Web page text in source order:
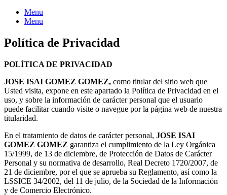
Menu
Menu
Política de Privacidad
POLÍTICA DE PRIVACIDAD
JOSE ISAI GOMEZ GOMEZ, como titular del sitio web que
Usted visita, expone en este apartado la Política de Privacidad en el
uso, y sobre la información de carácter personal que el usuario
puede facilitar cuando visite o navegue por la página web de nuestra
titularidad.
En el tratamiento de datos de carácter personal, JOSE ISAI
GOMEZ GOMEZ garantiza el cumplimiento de la Ley Orgánica
15/1999, de 13 de diciembre, de Protección de Datos de Carácter
Personal y su normativa de desarrollo, Real Decreto 1720/2007, de
21 de diciembre, por el que se aprueba su Reglamento, así como la
LSSICE 34/2002, del 11 de julio, de la Sociedad de la Información
y de Comercio Electrónico.